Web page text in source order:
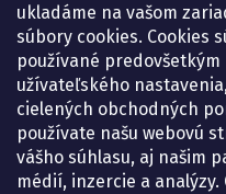
ukladáme na vašom
súbory cookies. Cookies
používané
užívateľského
cielených obchodných
používate našu webovú
vášho súhlasu, aj našim
médií, inzercie a